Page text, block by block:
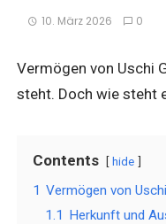
10. März 2026 0
Vermögen von Uschi
steht. Doch wie steht
Contents hide
1 Vermögen von
1.1 Herkunft und